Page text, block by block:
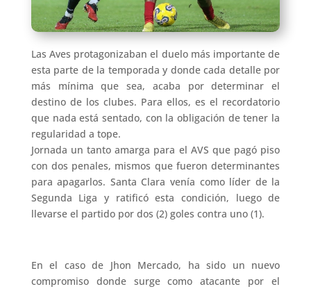
Las Aves protagonizaban el duelo más importante de
esta parte de la temporada y donde cada detalle por
más mínima que sea, acaba por determinar el
destino de los clubes. Para ellos, es el recordatorio
que nada está sentado, con la obligación de tener la
regularidad a tope.
Jornada un tanto amarga para el AVS que pagó piso
con dos penales, mismos que fueron determinantes
para apagarlos. Santa Clara venía como líder de la
Segunda Liga y ratificó esta condición, luego de
llevarse el partido por dos (2) goles contra uno (1).
En el caso de Jhon Mercado, ha sido un nuevo
compromiso donde surge como atacante por el